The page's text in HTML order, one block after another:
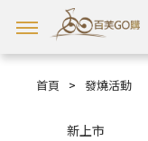
首頁 > 發燒活動
新上市